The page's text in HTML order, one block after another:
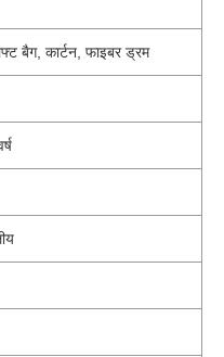
बैग, कार्टन, फाइबर ड्रम